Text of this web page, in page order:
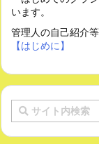
います。
管理人の自己紹介
【はじめに】